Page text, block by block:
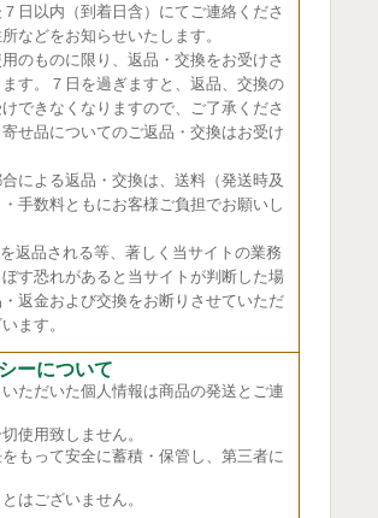
日以内（到着日含）にてご連絡くださ
などをお知らせいたします。
のものに限り、返品・交換をお受けさ
す。７日を過ぎますと、返品、交換の
できなくなりますので、ご了承くださ
せ品についてのご返品・交換はお受け
による返品・交換は、送料（発送時及
手数料ともにお客様ご負担でお願いし
返品される等、著しく当サイトの業務
す恐れがあると当サイトが判断した場
返金および交換をお断りさせていただ
ます。
ーについて
ただいた個人情報は商品の発送とご連
使用致しません。
もって安全に蓄積・保管し、第三者に
はございません。